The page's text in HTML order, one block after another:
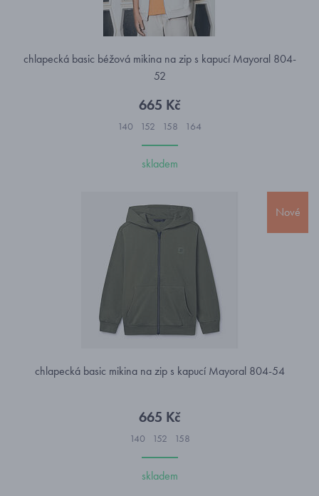
chlapecká basic béžová mikina na zip s kapucí Mayoral 804-
52
665 Kč
140 152 158 164
skladem
Nové
chlapecká basic mikina na zip s kapucí Mayoral 804-54
665 Kč
140 152 158
skladem